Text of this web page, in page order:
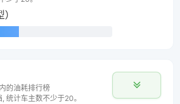
的油耗排行榜
统计车主数不少于20。